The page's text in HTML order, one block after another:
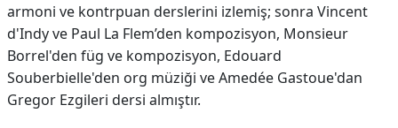
armoni ve kontrpuan derslerini izlemiş; sonra Vincent
d'Indy ve Paul La Flem’den kompozisyon, Monsieur
Borrel'den füg ve kompozisyon, Edouard
Souberbielle'den org müziği ve Amedée Gastoue'dan
Gregor Ezgileri dersi almıştır.